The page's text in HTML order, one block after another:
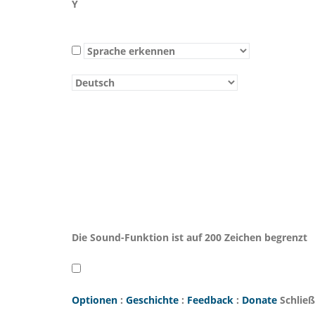
Y
Die Sound-Funktion ist auf 200 Zeichen begrenzt
Optionen : Geschichte : Feedback : Donate